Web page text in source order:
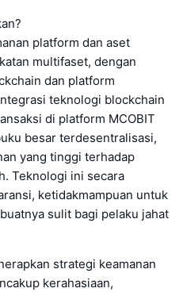
platform dan aset
multifaset, dengan
dan platform
teknologi blockchain
di platform MCOBIT
besar terdesentralisasi,
yang tinggi terhadap
Teknologi ini secara
ketidakmampuan untuk
sulit bagi pelaku jahat
strategi keamanan
kerahasiaan,